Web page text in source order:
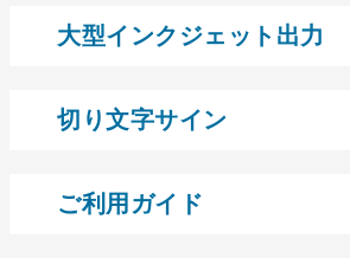
大型インクジェット出力
切り文字サイン
ご利用ガイド